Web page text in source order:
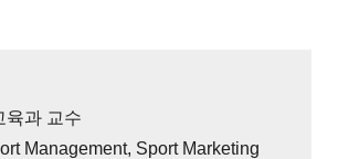
육과 교수
Management, Sport Marketing